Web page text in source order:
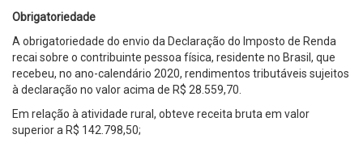
Obrigatoriedade
A obrigatoriedade do envio da Declaração do Imposto de Renda
recai sobre o contribuinte pessoa física, residente no Brasil, que
recebeu, no ano-calendário 2020, rendimentos tributáveis sujeitos
à declaração no valor acima de R$ 28.559,70.
Em relação à atividade rural, obteve receita bruta em valor
superior a R$ 142.798,50;